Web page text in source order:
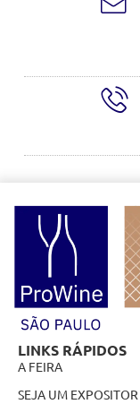
LINKS RÁPIDOS
A FEIRA
SEJA UM EXPOSITOR